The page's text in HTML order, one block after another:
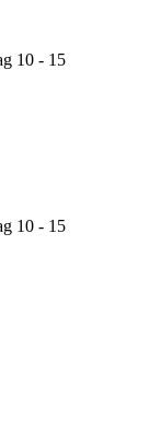
10 - 15
10 - 15